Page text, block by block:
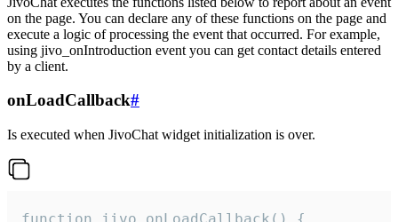
on the page. You can declare any of these functions on the page and
execute a logic of processing the event that occurred. For example,
using jivo_onIntroduction event you can get contact details entered
by a client.
onLoadCallback#
Is executed when JivoChat widget initialization is over.